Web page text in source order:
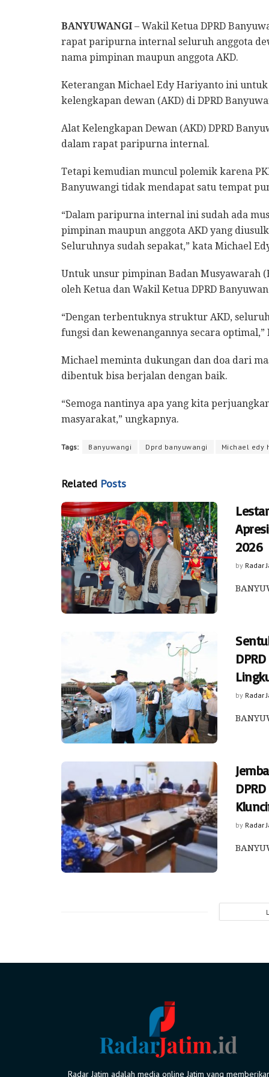
BANYUWANGI – Wakil Ketua DPRD
rapat paripurna internal seluruh anggota
nama pimpinan maupun anggota AKD.
Keterangan Michael Edy Hariyanto ini
kelengkapan dewan (AKD) di DPRD
Alat Kelengkapan Dewan (AKD) DPRD
dalam rapat paripurna internal.
Tetapi kemudian muncul polemik karena
Banyuwangi tidak mendapat satu tempat
“Dalam paripurna internal ini sudah ada
pimpinan maupun anggota AKD yang
Seluruhnya sudah sepakat,” kata Michael
Untuk unsur pimpinan Badan Musyawarah
oleh Ketua dan Wakil Ketua DPRD
“Dengan terbentuknya struktur AKD,
fungsi dan kewenangannya secara
Michael meminta dukungan dan doa dari
dibentuk bisa berjalan dengan baik.
“Semoga nantinya apa yang kita
masyarakat,” ungkapnya.
Tags: Banyuwangi Dprd banyuwangi Michael edy
Related Posts
2026
by Radar
by Radar
by Radar
Radar Jatim adalah media online Jatim yang